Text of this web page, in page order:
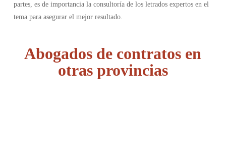
partes, es de importancia la consultoría de los letrados expertos en el
tema para asegurar el mejor resultado.
Abogados de contratos en
otras provincias